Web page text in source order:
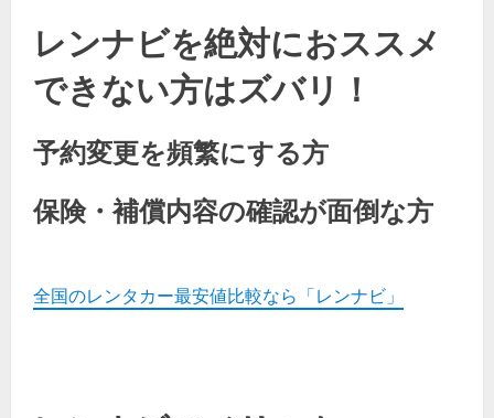
レンナビを絶対におススメ
できない方はズバリ！
予約変更を頻繁にする方
保険・補償内容の確認が面倒な方
全国のレンタカー最安値比較なら「レンナビ」